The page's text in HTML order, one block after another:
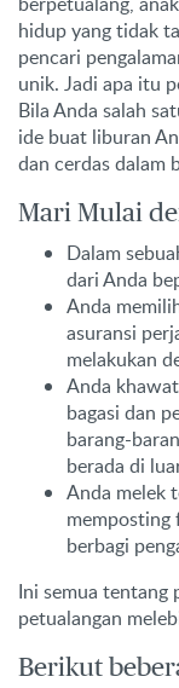
hidup yang tidak
pencari
unik. Jadi apa itu
Bila Anda salah
ide buat liburan
dan cerdas dalam
Mari Mulai
Dalam
dari Anda
Anda
asuransi
melakukan
Anda
bagasi dan
barang-
berada di
Anda melek
memposting
berbagi
Ini semua tentang
petualangan
Berikut